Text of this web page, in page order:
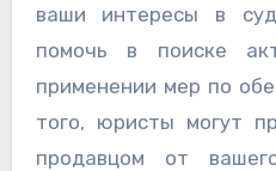
ваши интересы в
помочь в поиске
применении мер по
того, юристы могут
продавцом от